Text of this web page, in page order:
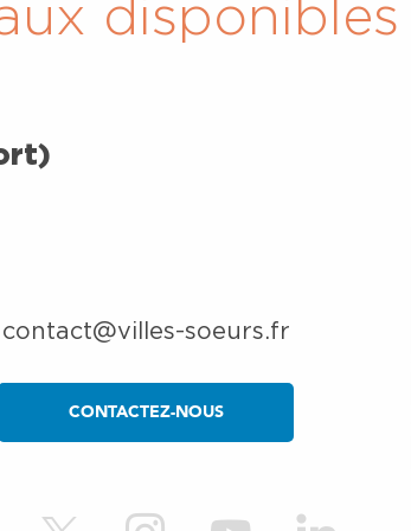
disponibles
contact@villes-soeurs.fr
CONTACTEZ-NOUS